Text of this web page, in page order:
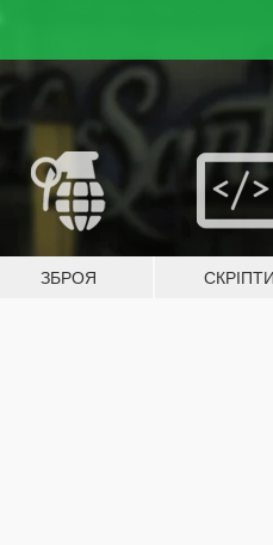
ЗБРОЯ СКРІПТИ